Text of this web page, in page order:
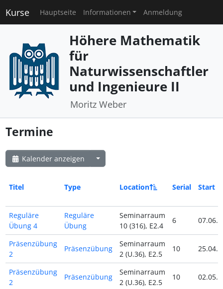
Kurse Hauptseite Informationen Anmeldung
Höhere Mathematik
für
Naturwissenschaftler
und Ingenieure II
Moritz Weber
Termine
Kalender anzeigen
Titel Type Location Serial Start
Reguläre
Übung 4
Reguläre
Übung
Seminarraum
10 (316), E2.4
6
Präsenzübung
2
Präsenzübung
Seminarraum
2 (U.36), E2.5
10
Präsenzübung
2
Präsenzübung
Seminarraum
2 (U.36), E2.5
10